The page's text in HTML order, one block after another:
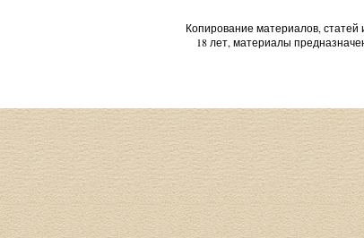
Копирование материалов,
18 лет, материалы